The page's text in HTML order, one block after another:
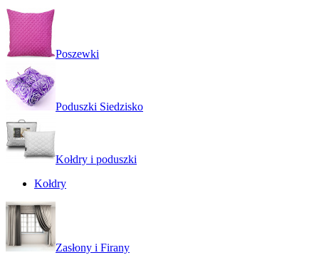
Poszewki
Poduszki Siedzisko
Kołdry i poduszki
Kołdry
Zasłony i Firany